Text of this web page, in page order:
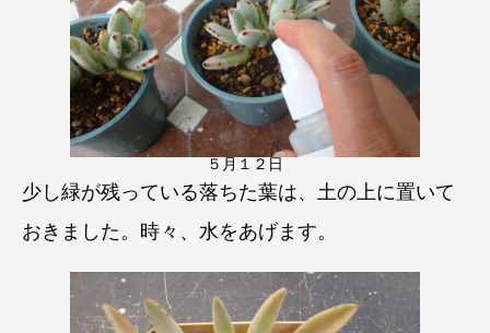
５月１２日
少し緑が残っている落ちた葉は、土の上に置いて
おきました。時々、水をあげます。